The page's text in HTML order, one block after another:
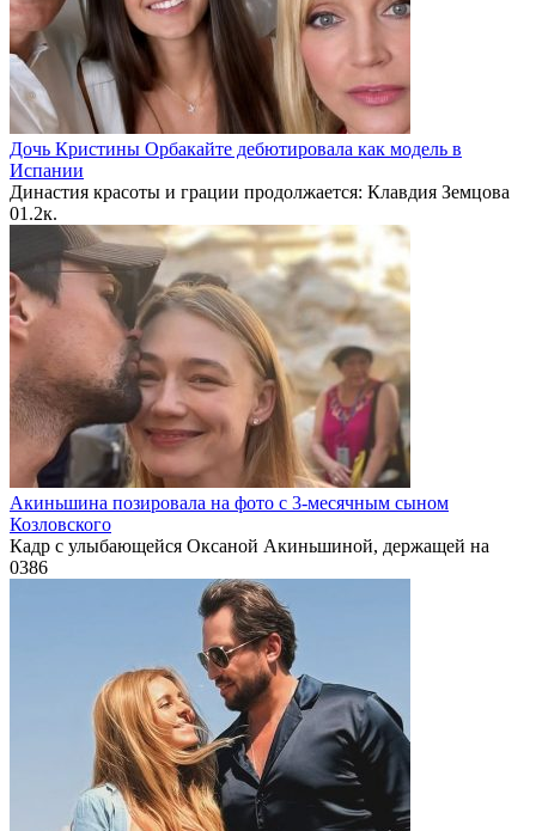
Дочь Кристины Орбакайте дебютировала как модель в
Испании
Династия красоты и грации продолжается: Клавдия Земцова
01.2к.
Акиньшина позировала на фото с 3-месячным сыном
Козловского
Кадр с улыбающейся Оксаной Акиньшиной, держащей на
0386